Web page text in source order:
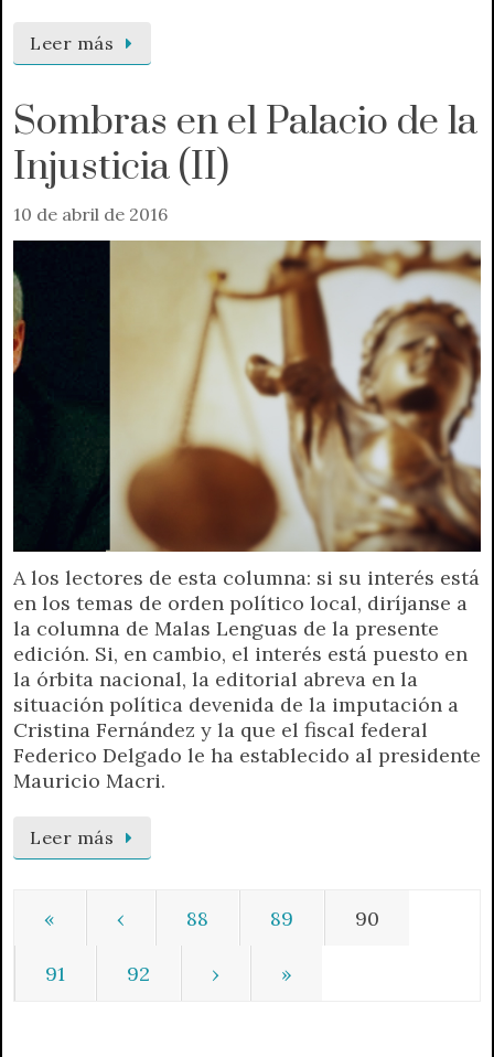
Leer más
Sombras en el Palacio de la
Injusticia (II)
10 de abril de 2016
A los lectores de esta columna: si su interés está
en los temas de orden político local, diríjanse a
la columna de Malas Lenguas de la presente
edición. Si, en cambio, el interés está puesto en
la órbita nacional, la editorial abreva en la
situación política devenida de la imputación a
Cristina Fernández y la que el fiscal federal
Federico Delgado le ha establecido al presidente
Mauricio Macri.
Leer más
« ‹ 88 89 90
91 92 › »